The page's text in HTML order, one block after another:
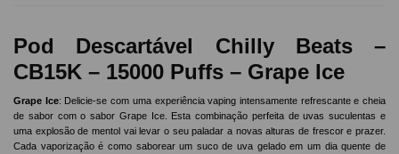
Pod Descartável Chilly Beats –
CB15K – 15000 Puffs – Grape Ice
Grape Ice: Delicie-se com uma experiência vaping intensamente refrescante e cheia
de sabor com o sabor Grape Ice. Esta combinação perfeita de uvas suculentas e
uma explosão de mentol vai levar o seu paladar a novas alturas de frescor e prazer.
Cada vaporização é como saborear um suco de uva gelado em um dia quente de